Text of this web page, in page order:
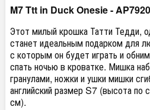
M7 Ttt in Duck Onesie -
Этот милый крошка Татти Тедди,
станет идеальным подарком для
с которым он будет играть и
спать ночью в кроватке. Мишка
гранулами, ножки и ушки мишки
английский размер S7 (высота по
см).